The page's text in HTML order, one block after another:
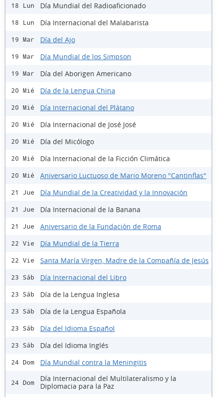
18 Lun Día Mundial del Radioaficionado
18 Lun Día Internacional del Malabarista
19 Mar Día del Ajo
19 Mar Día Mundial de los Simpson
19 Mar Día del Aborigen Americano
20 Mié Día de la Lengua China
20 Mié Día Internacional del Plátano
20 Mié Día Internacional de José José
20 Mié Día del Micólogo
20 Mié Día Internacional de la Ficción Climática
20 Mié Aniversario Luctuoso de Mario Moreno "Cantinflas"
21 Jue Día Mundial de la Creatividad y la Innovación
21 Jue Día Internacional de la Banana
21 Jue Aniversario de la Fundación de Roma
22 Vie Día Mundial de la Tierra
22 Vie Santa María Virgen, Madre de la Compañía de Jesús
23 Sáb Día Internacional del Libro
23 Sáb Día de la Lengua Inglesa
23 Sáb Día de la Lengua Española
23 Sáb Día del Idioma Español
23 Sáb Día del Idioma Inglés
24 Dom Día Mundial contra la Meningitis
24 Dom
Día Internacional del Multilateralismo y la
Diplomacia para la Paz